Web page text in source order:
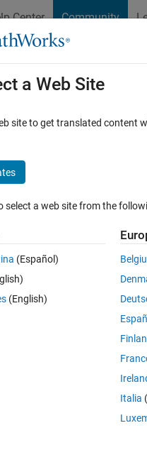
Center Community
Exchange Cody
Browse MATLAB
ラベル​を
2 Answers
同じですが，欲しい回答では
を指定する(正確に求めてい
るため，自動で調整する機能
matlabcentral/answers/
a Web Site
site to get translated content
select a web site from the
(Español)
(English)
Italia